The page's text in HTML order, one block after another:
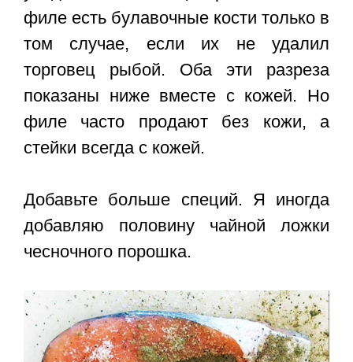
филе есть булавочные кости только в
том случае, если их не удалил
торговец рыбой. Оба эти разреза
показаны ниже вместе с кожей. Но
филе часто продают без кожи, а
стейки всегда с кожей.
Добавьте больше специй. Я иногда
добавляю половину чайной ложки
чесночного порошка.